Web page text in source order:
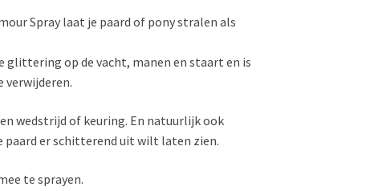
Spray laat je paard of pony stralen als
glittering op de vacht, manen en staart en is
wedstrijd of keuring. En natuurlijk ook
paard er schitterend uit wilt laten zien.
te sprayen.